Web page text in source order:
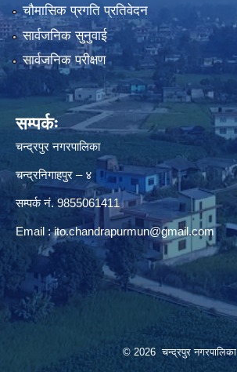
चौमासिक प्रगति प्रतिवेदन
सार्वजनिक सुनुवाई
सार्वजनिक परीक्षण
सम्पर्कः
चन्द्रपुर नगरपालिका
चन्द्रनिगाहपुर – ४
सम्पर्क नं. 9855061411
Email :ito.chandrapurmun@gmail.com
© 2026 चन्द्रपुर नगरपालिका